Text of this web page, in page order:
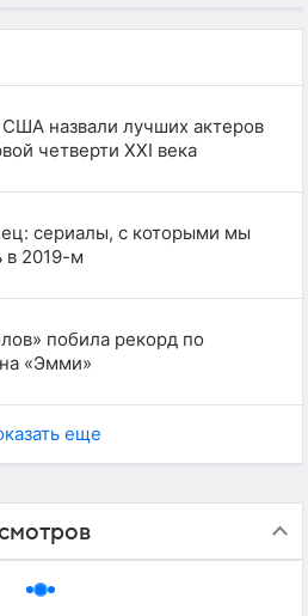
назвали лучших актеров
четверти XXI века
сериалы, с которыми мы
в 2019-м
побила рекорд по
«Эмми»
еще